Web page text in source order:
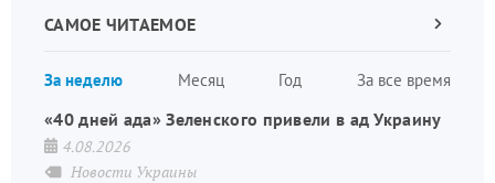
САМОЕ ЧИТАЕМОЕ
За неделю Месяц Год За все время
Следующая
«40 дней ада» Зеленского привели в ад Украину
4.08.2026
Новости Украины